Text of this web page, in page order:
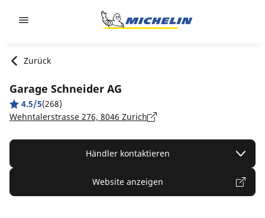
Zurück
Garage Schneider AG
4.5/5(268)
Wehntalerstrasse 276, 8046 Zurich
Händler kontaktieren
Website anzeigen